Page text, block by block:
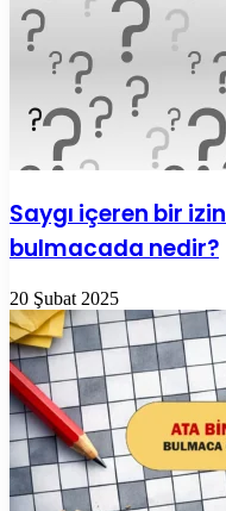
Saygı içeren bir
bulmacada nedir?
20 Şubat 2025